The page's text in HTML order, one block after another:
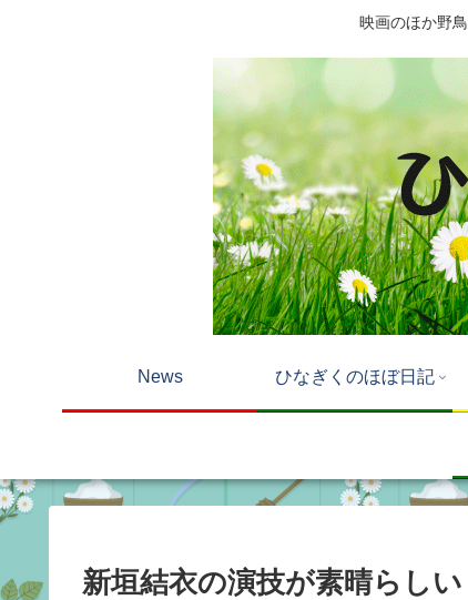
映画のほか野
News ひなぎくのほぼ日記
新垣結衣の演技が素晴らしい